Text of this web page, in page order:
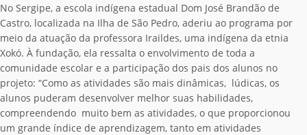
No Sergipe, a escola indígena estadual Dom José Brandão de
Castro, localizada na Ilha de São Pedro, aderiu ao programa por
meio da atuação da professora Iraildes, uma indígena da etnia
Xokó. À fundação, ela ressalta o envolvimento de toda a
comunidade escolar e a participação dos pais dos alunos no
projeto: “Como as atividades são mais dinâmicas, lúdicas, os
alunos puderam desenvolver melhor suas habilidades,
compreendendo muito bem as atividades, o que proporcionou
um grande índice de aprendizagem, tanto em atividades